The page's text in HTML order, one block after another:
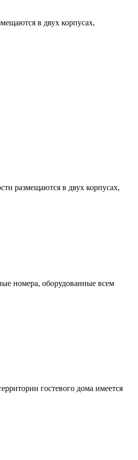
в двух корпусах,
размещаются в двух корпусах,
номера, оборудованные всем
гостевого дома имеется